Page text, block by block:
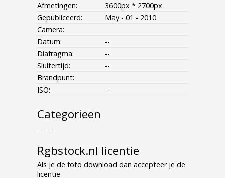
Afmetingen:
3600px * 2700px
Gepubliceerd:
May - 01 - 2010
Camera:
Datum:
--
Diafragma:
--
Sluitertijd:
--
Brandpunt:
ISO:
--
Categorieen
- - - -
Rgbstock.nl licentie
Als je de foto download dan accepteer je de
licentie